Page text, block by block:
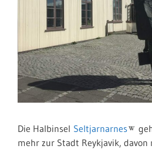
Die Halbinsel Seltjarnarnes
mehr zur Stadt Reykjavik,